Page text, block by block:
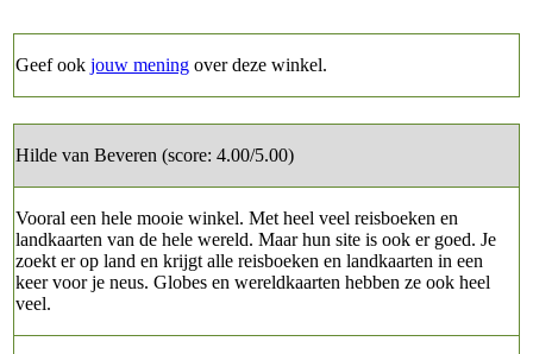
Geef ook jouw mening over deze winkel.
Hilde van Beveren (score: 4.00/5.00)
Vooral een hele mooie winkel. Met heel veel reisboeken en
landkaarten van de hele wereld. Maar hun site is ook er goed. Je
zoekt er op land en krijgt alle reisboeken en landkaarten in een
keer voor je neus. Globes en wereldkaarten hebben ze ook heel
veel.